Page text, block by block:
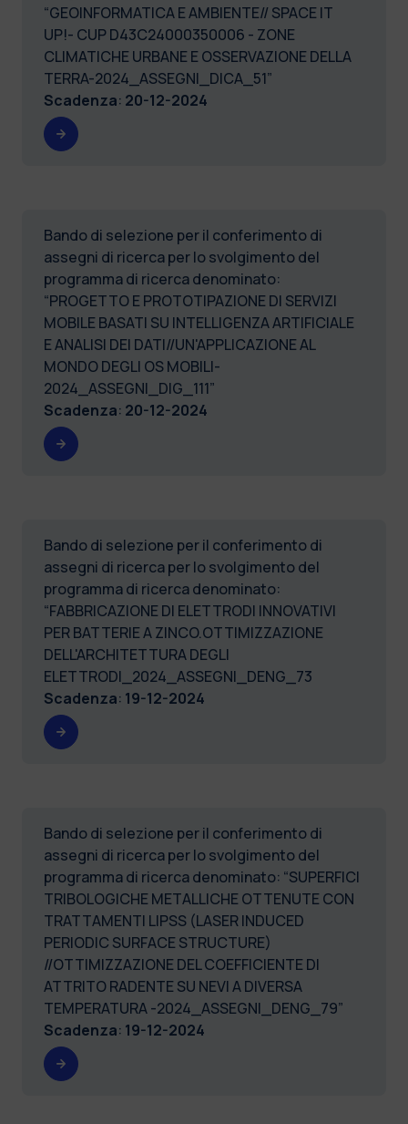
“GEOINFORMATICA E AMBIENTE// SPACE IT
UP!- CUP D43C24000350006 - ZONE
CLIMATICHE URBANE E OSSERVAZIONE DELLA
TERRA-2024_ASSEGNI_DICA_51”
Scadenza: 20-12-2024
Bando di selezione per il conferimento di
assegni di ricerca per lo svolgimento del
programma di ricerca denominato:
“PROGETTO E PROTOTIPAZIONE DI SERVIZI
MOBILE BASATI SU INTELLIGENZA ARTIFICIALE
E ANALISI DEI DATI//UN'APPLICAZIONE AL
MONDO DEGLI OS MOBILI-
2024_ASSEGNI_DIG_111”
Scadenza: 20-12-2024
Bando di selezione per il conferimento di
assegni di ricerca per lo svolgimento del
programma di ricerca denominato:
“FABBRICAZIONE DI ELETTRODI INNOVATIVI
PER BATTERIE A ZINCO.OTTIMIZZAZIONE
DELL'ARCHITETTURA DEGLI
ELETTRODI_2024_ASSEGNI_DENG_73
Scadenza: 19-12-2024
Bando di selezione per il conferimento di
assegni di ricerca per lo svolgimento del
programma di ricerca denominato: “SUPERFICI
TRIBOLOGICHE METALLICHE OTTENUTE CON
TRATTAMENTI LIPSS (LASER INDUCED
PERIODIC SURFACE STRUCTURE)
//OTTIMIZZAZIONE DEL COEFFICIENTE DI
ATTRITO RADENTE SU NEVI A DIVERSA
TEMPERATURA -2024_ASSEGNI_DENG_79”
Scadenza: 19-12-2024